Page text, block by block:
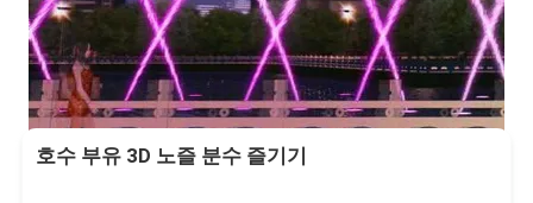
호수 부유 3D 노즐 분수 즐기기